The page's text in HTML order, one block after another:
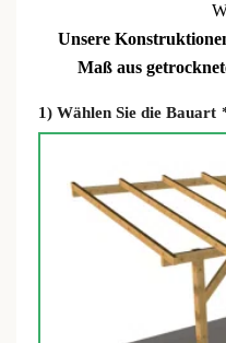
Unsere
Maß aus
1) Wählen Sie die Bauart